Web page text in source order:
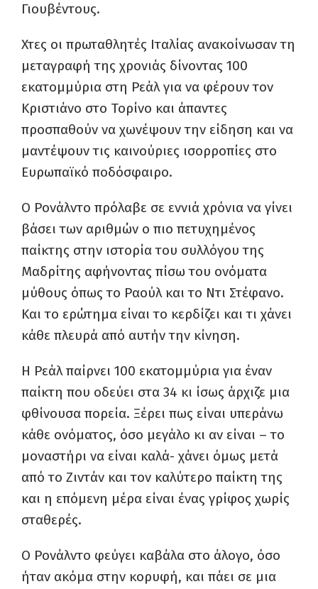
Γιουβέντους.
Χτες οι πρωταθλητές Ιταλίας ανακοίνωσαν τη
μεταγραφή της χρονιάς δίνοντας 100
εκατομμύρια στη Ρεάλ για να φέρουν τον
Κριστιάνο στο Τορίνο και άπαντες
προσπαθούν να χωνέψουν την είδηση και να
μαντέψουν τις καινούριες ισορροπίες στο
Ευρωπαϊκό ποδόσφαιρο.
Ο Ρονάλντο πρόλαβε σε εννιά χρόνια να γίνει
βάσει των αριθμών ο πιο πετυχημένος
παίκτης στην ιστορία του συλλόγου της
Μαδρίτης αφήνοντας πίσω του ονόματα
μύθους όπως το Ραούλ και το Ντι Στέφανο.
Και το ερώτημα είναι το κερδίζει και τι χάνει
κάθε πλευρά από αυτήν την κίνηση.
Η Ρεάλ παίρνει 100 εκατομμύρια για έναν
παίκτη που οδεύει στα 34 κι ίσως άρχιζε μια
φθίνουσα πορεία. Ξέρει πως είναι υπεράνω
κάθε ονόματος, όσο μεγάλο κι αν είναι – το
μοναστήρι να είναι καλά- χάνει όμως μετά
από το Ζιντάν και τον καλύτερο παίκτη της
και η επόμενη μέρα είναι ένας γρίφος χωρίς
σταθερές.
Ο Ρονάλντο φεύγει καβάλα στο άλογο, όσο
ήταν ακόμα στην κορυφή, και πάει σε μια